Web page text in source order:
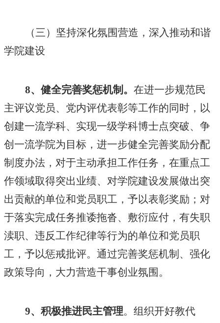
（三）坚持深化氛围营造，深入推动和谐
学院建设
8、健全完善奖惩机制。在进一步规范民
主评议党员、党内评优表彰等工作的同时，以
创建一流学科、实现一级学科博士点突破、争
创一流学院为目标，进一步健全完善奖励分配
制度办法，对于主动承担工作任务，在重点工
作领域取得突出业绩、对学院建设发展做出突
出贡献的单位和党员职工，予以表彰奖励；对
于落实完成任务推诿拖沓、敷衍应付，有失职
渎职、违反工作纪律等行为的单位和党员职
工，予以惩戒批评。通过完善奖惩机制、强化
政策导向，大力营造干事创业氛围。
9、积极推进民主管理。组织开好教代